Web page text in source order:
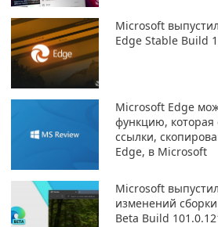
Microsoft
Edge Stable Build
Microsoft Edge
функцию, которая
ссылки,
Edge, в Microsoft
Microsoft
изменений
Beta Build